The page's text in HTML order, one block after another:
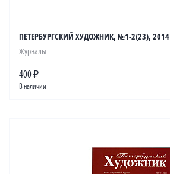
ПЕТЕРБУРГСКИЙ ХУДОЖНИК, №1-2(23), 2014
Журналы
400 ₽
В наличии